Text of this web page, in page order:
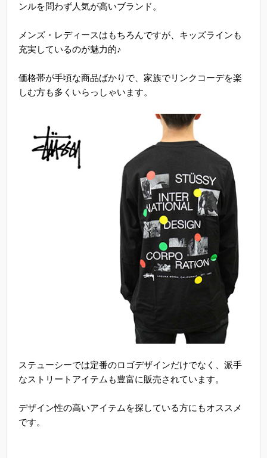
ンルを問わず人気が高いブランド。
メンズ・レディースはもちろんですが、キッズラインも
充実しているのが魅力的♪
価格帯が手頃な商品ばかりで、家族でリンクコーデを楽
しむ方も多くいらっしゃいます。
ステューシーでは定番のロゴデザインだけでなく、派手
なストリートアイテムも豊富に販売されています。
デザイン性の高いアイテムを探している方にもオススメ
です。